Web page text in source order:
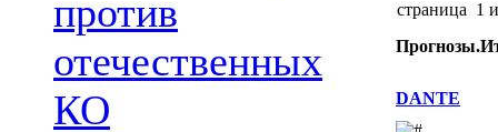
против
отечественных
КО
страница 1
DANTE